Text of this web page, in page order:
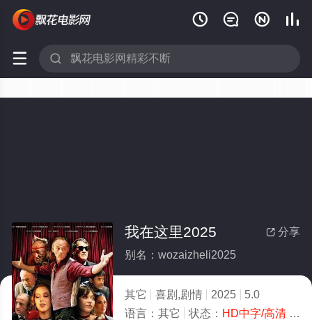
   
 
 分享
我在这里2025
别名：wozaizheli2025
其它 喜剧,剧情 2025
5.0
语言： 其它 状态： HD中字/高清- 免费在线观看